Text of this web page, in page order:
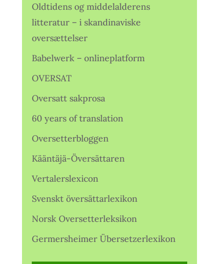
Oldtidens og middelalderens
litteratur – i skandinaviske
oversættelser
Babelwerk – onlineplatform
OVERSAT
Oversatt sakprosa
60 years of translation
Oversetterbloggen
Kääntäjä-Översättaren
Vertalerslexicon
Svenskt översättarlexikon
Norsk Oversetterleksikon
Germersheimer Übersetzerlexikon